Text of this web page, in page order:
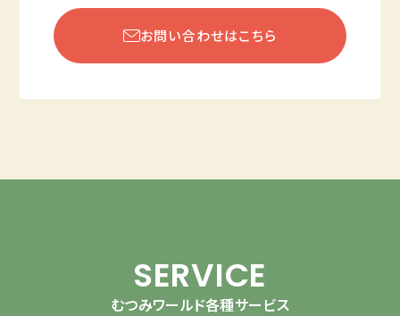
お問い合わせはこちら
SERVICE
むつみワールド各種サービス